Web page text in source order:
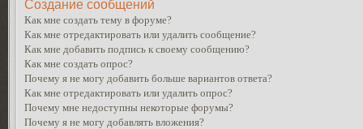
Создание сообщений
Как мне создать тему в форуме?
Как мне отредактировать или удалить сообщение?
Как мне добавить подпись к своему сообщению?
Как мне создать опрос?
Почему я не могу добавить больше вариантов ответа?
Как мне отредактировать или удалить опрос?
Почему мне недоступны некоторые форумы?
Почему я не могу добавлять вложения?